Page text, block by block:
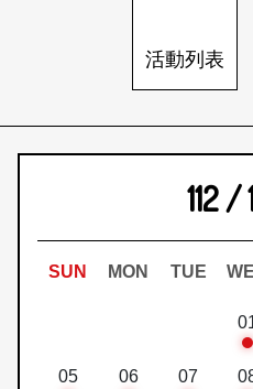
活動列表
112 /
SUN MON TUE
05 06 07